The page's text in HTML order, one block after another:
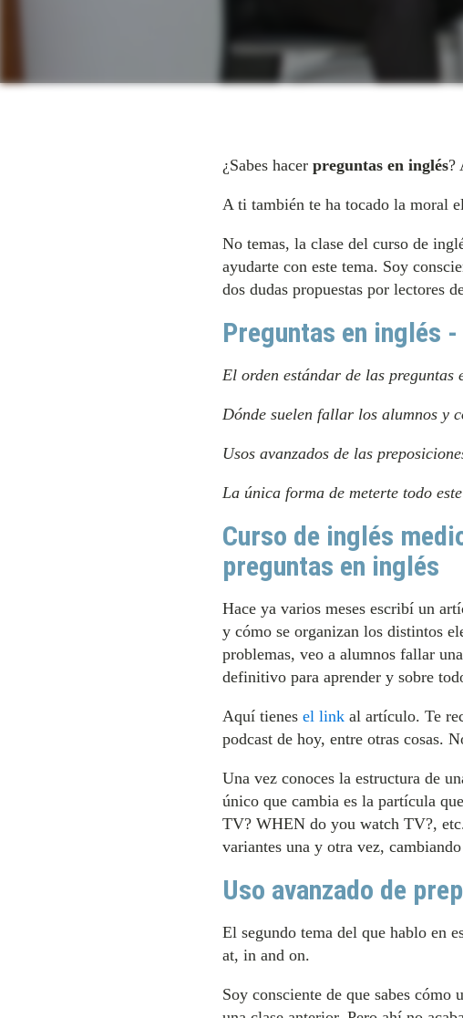
¿Sabes hacer preguntas en inglés?
A ti también te ha tocado la moral
No temas, la clase del curso de
ayudarte con este tema. Soy
dos dudas propuestas por lectores
Preguntas en inglés
El orden estándar de las preguntas
Dónde suelen fallar los alumnos y
Usos avanzados de las
La única forma de meterte todo
Curso de inglés
preguntas en inglés
Hace ya varios meses escribí un
y cómo se organizan los distintos
problemas, veo a alumnos fallar
definitivo para aprender y sobre
Aquí tienes el linkal artículo. Te
podcast de hoy, entre otras cosas.
Una vez conoces la estructura de
único que cambia es la partícula
TV? WHEN do you watch TV?,
variantes una y otra vez,
Uso avanzado de
El segundo tema del que hablo en
at, in and on.
Soy consciente de que sabes cómo